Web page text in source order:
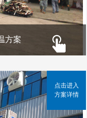
方案
点击进入
方案详情